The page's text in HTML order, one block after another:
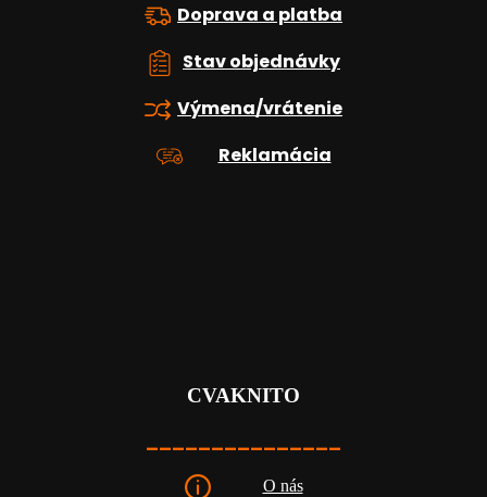
Doprava a platba
Stav objednávky
Výmena/vrátenie
Reklamácia
CVAKNITO
_______________
O nás